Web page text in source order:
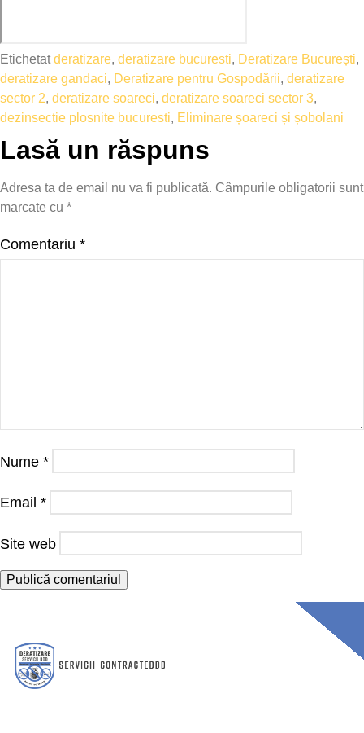
Etichetatderatizare, deratizare bucuresti, Deratizare București,
deratizare gandaci, Deratizare pentru Gospodării, deratizare
sector 2, deratizare soareci, deratizare soareci sector 3,
dezinsectie plosnite bucuresti, Eliminare șoareci și șobolani
Lasă un răspuns
Adresa ta de email nu va fi publicată. Câmpurile obligatorii sunt
marcate cu *
Comentariu *
Nume *
Email *
Site web